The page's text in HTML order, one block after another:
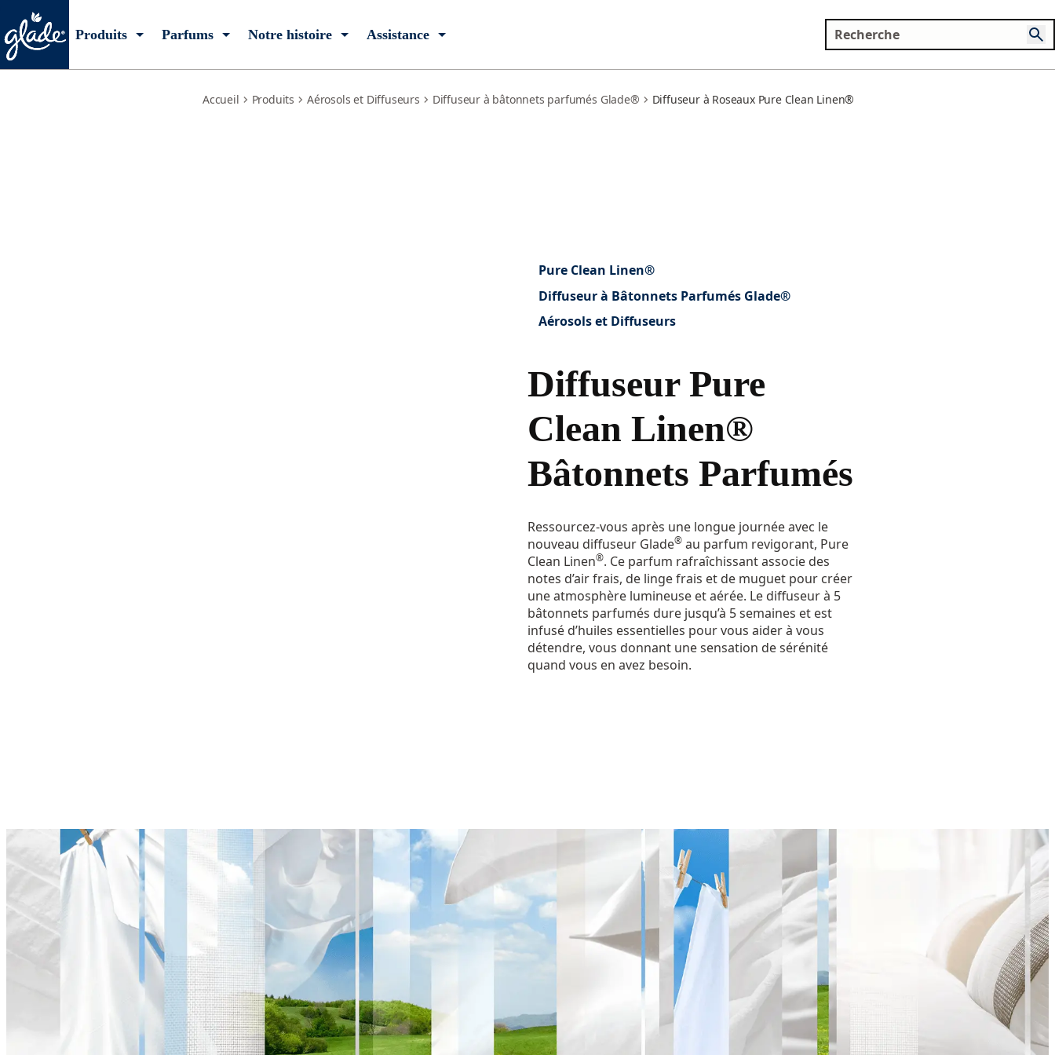
Produits Parfums Notre histoire Assistance
Accueil Produits Aérosols et Diffuseurs Diffuseur à bâtonnets parfumés Glade® Diffuseur à Roseaux Pure Clean Linen® Bâtonnets Parfumés
Pure Clean Linen®
Diffuseur à Bâtonnets Parfumés Glade®
Aérosols et Diffuseurs
Diffuseur Pure
Clean Linen®
Bâtonnets Parfumés
Ressourcez-vous après une longue journée avec le
nouveau diffuseur Glade® au parfum revigorant, Pure
Clean Linen®. Ce parfum rafraîchissant associe des
notes d’air frais, de linge frais et de muguet pour créer
une atmosphère lumineuse et aérée. Le diffuseur à 5
bâtonnets parfumés dure jusqu’à 5 semaines et est
infusé d’huiles essentielles pour vous aider à vous
détendre, vous donnant une sensation de sérénité
quand vous en avez besoin.